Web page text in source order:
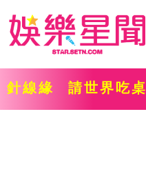
針線緣 請世界吃桌